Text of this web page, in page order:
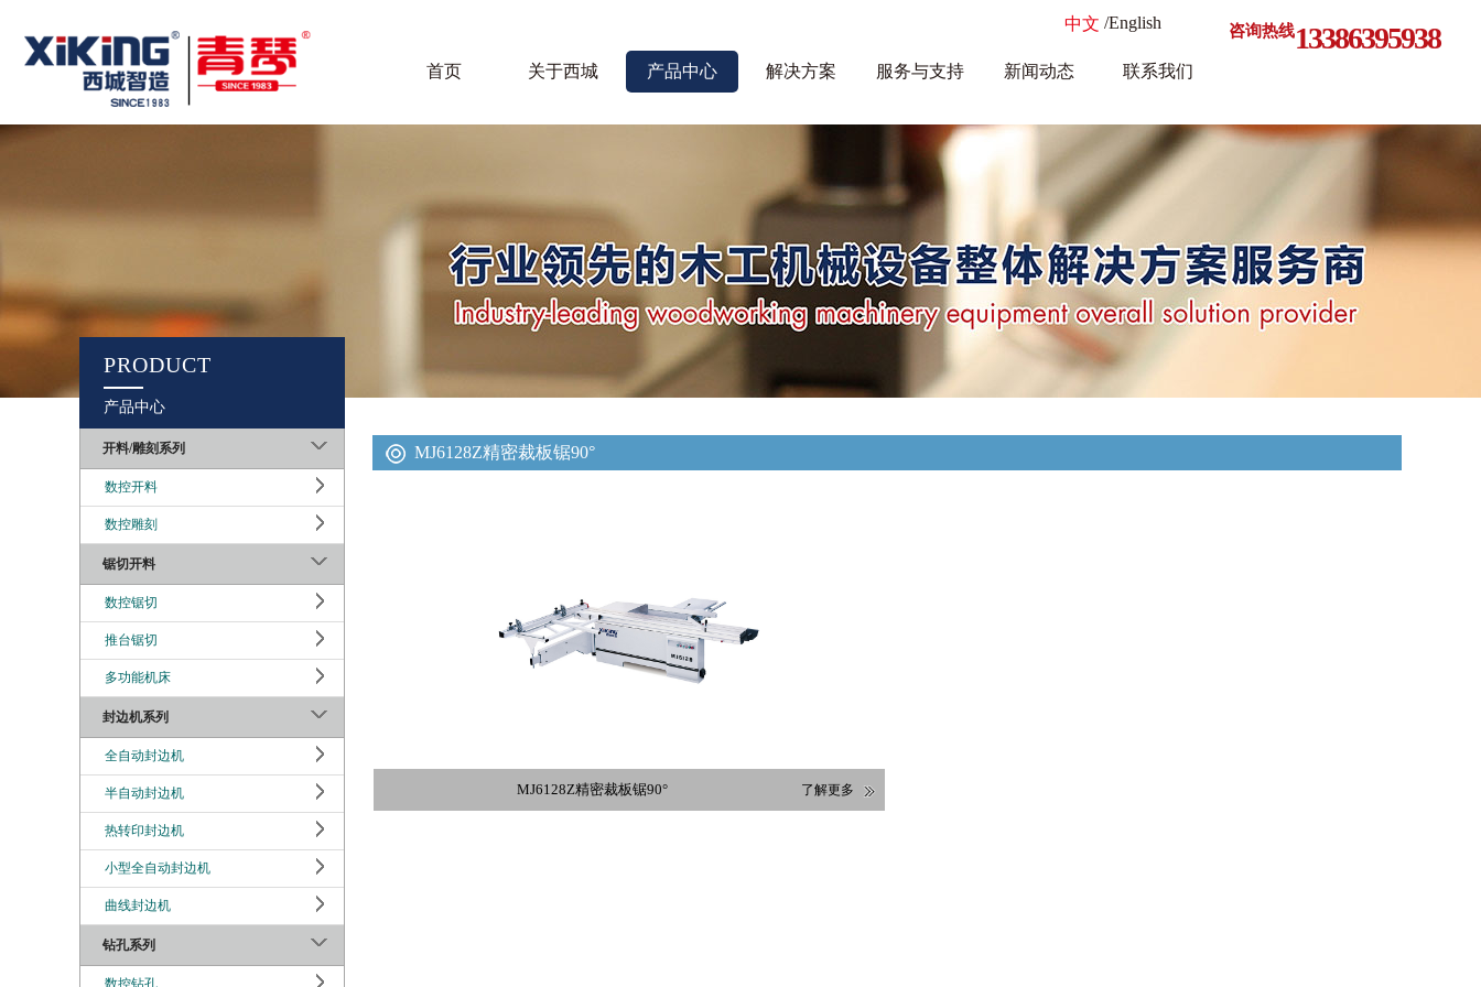
中文 /English
首页 关于西城 产品中心 解决方案 服务与支持 新闻动态 联系我们
咨询热线13386395938
PRODUCT
产品中心
开料/雕刻系列
数控开料
数控雕刻
锯切开料
数控锯切
推台锯切
多功能机床
封边机系列
全自动封边机
半自动封边机
热转印封边机
小型全自动封边机
曲线封边机
钻孔系列
数控钻孔
MJ6128Z精密裁板锯90°
MJ6128Z精密裁板锯90° 了解更多